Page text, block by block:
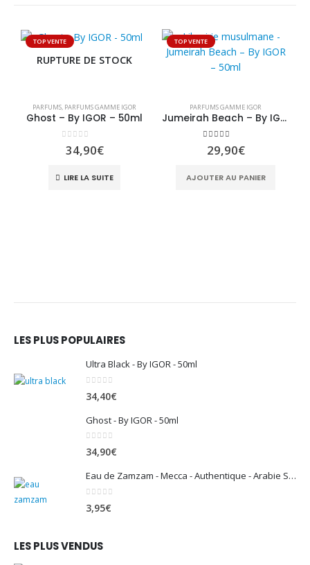
TOP VENTE
RUPTURE DE STOCK
PARFUMS, PARFUMS GAMME IGOR
Ghost – By IGOR – 50ml
0sur 5
34,90€
LIRE LA SUITE
TOP VENTE
PARFUMS GAMME IGOR
Jumeirah Beach – By IGOR – 50ml
5.00 sur 5
29,90€
AJOUTER AU PANIER
LES PLUS POPULAIRES
Ultra Black - By IGOR - 50ml
34,40€
Ghost - By IGOR - 50ml
0 sur 5
34,90€
Eau de Zamzam - Mecca - Authentique - Arabie Saoudite - 500 ml
3,95€
LES PLUS VENDUS